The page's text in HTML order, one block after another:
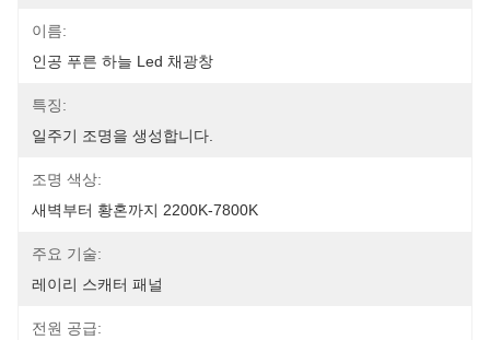
이름:
인공 푸른 하늘 Led 채광창
특징:
일주기 조명을 생성합니다.
조명 색상:
새벽부터 황혼까지 2200K-7800K
주요 기술:
레이리 스캐터 패널
전원 공급: